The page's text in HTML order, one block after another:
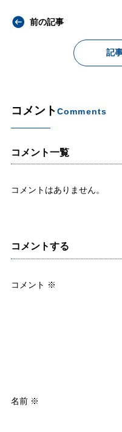
前の記事
記
コメントComments
コメント一覧
コメントはありません。
コメントする
コメント ※
名前 ※